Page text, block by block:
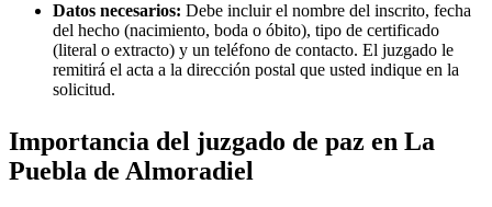
Datos necesarios: Debe incluir el nombre del inscrito, fecha
del hecho (nacimiento, boda o óbito), tipo de certificado
(literal o extracto) y un teléfono de contacto. El juzgado le
remitirá el acta a la dirección postal que usted indique en la
solicitud.
Importancia del juzgado de paz en La
Puebla de Almoradiel